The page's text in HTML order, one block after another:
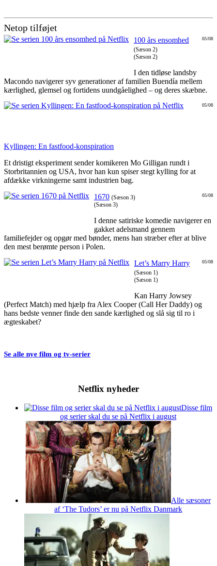
Netop tilføjet
05/08
100 års ensomhed
(Sæson 2)
(Sæson 2)
I den tidløse landsby
Macondo navigerer syv generationer af familien Buendía mellem
kærlighed, glemsel og fortidens uundgåelighed – og deres skæbne.
05/08
Kyllingen: En fastfood-konspiration
Et dristigt eksperiment sender komikeren Mo Gilligan rundt i
Storbritannien og USA, hvor han kun spiser stegt kylling for at
afdække virkningerne samt industrien bag.
05/08
1670 (Sæson 3)
(Sæson 3)
I denne satiriske komedie navigerer en
gakket adelsmand gennem
familiefejder og opgør med bønder, mens han stræber efter at blive
den mest berømte person i Polen.
05/08
Let’s Marry Harry
(Sæson 1)
(Sæson 1)
Kan Harry Jowsey
(Perfect Match) med hjælp fra Alex Cooper (Call Her Daddy) og
hans bedste venner finde den sande kærlighed og slå sig til ro i
ægteskabet?
Se alle nye film og tv-serier
Netflix nyheder
Disse film
og serier skal du se på Netflix i august
Alle sæsoner
af ‘The Tudors’ er nu på Netflix Danmark